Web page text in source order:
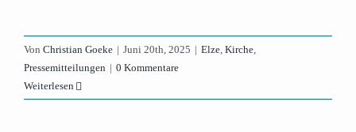
Von Christian Goeke | Juni 20th, 2025 | Elze, Kirche,
Pressemitteilungen | 0 Kommentare
Weiterlesen